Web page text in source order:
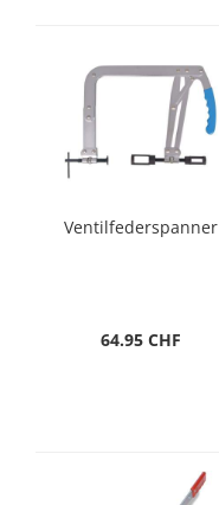
Ventilfederspanner
64.95 CHF